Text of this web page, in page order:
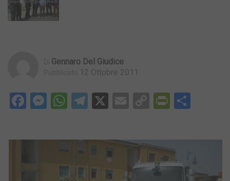
Gennaro Del Giudice
12 Ottobre 2011
Facebook
Messenger
WhatsApp
Telegram
X EmailCopy